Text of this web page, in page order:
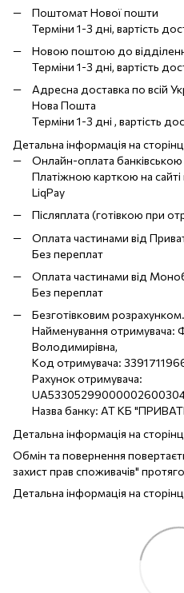
Поштомат Нової пошти
Терміни 1-3 дні, вартість
Новою поштою до
Терміни 1-3 дні, вартість
Адресна доставка по всій
Нова Пошта
Терміни 1-3 дні , вартість
Детальна інформація на
Онлайн-оплата
Платіжною карткою на
LiqPay
Післяплата (готівкою при
Оплата частинами від
Без переплат
Оплата частинами від
Без переплат
Безготівковим розрахунком.
Найменування
Володимирівна,
Код отримувача:
Рахунок отримувача:
Назва банку: АТ КБ
Детальна інформація на
Обмін та повернення
захист прав споживачів"
Детальна інформація на